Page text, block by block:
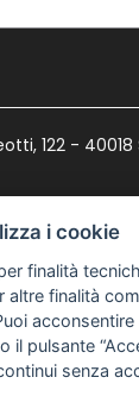
122 - 40018
i cookie
finalità
altre finalità
acconsentire
il pulsante
senza